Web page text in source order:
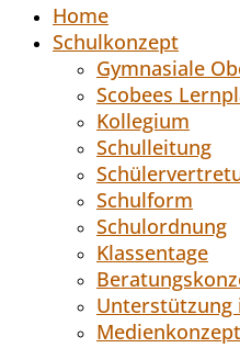
Home
Schulkonzept
Gymnasiale
Scobees
Kollegium
Schulleitung
Schulform
Schulordnung
Klassentage
Unterstützung
Medienkonzept